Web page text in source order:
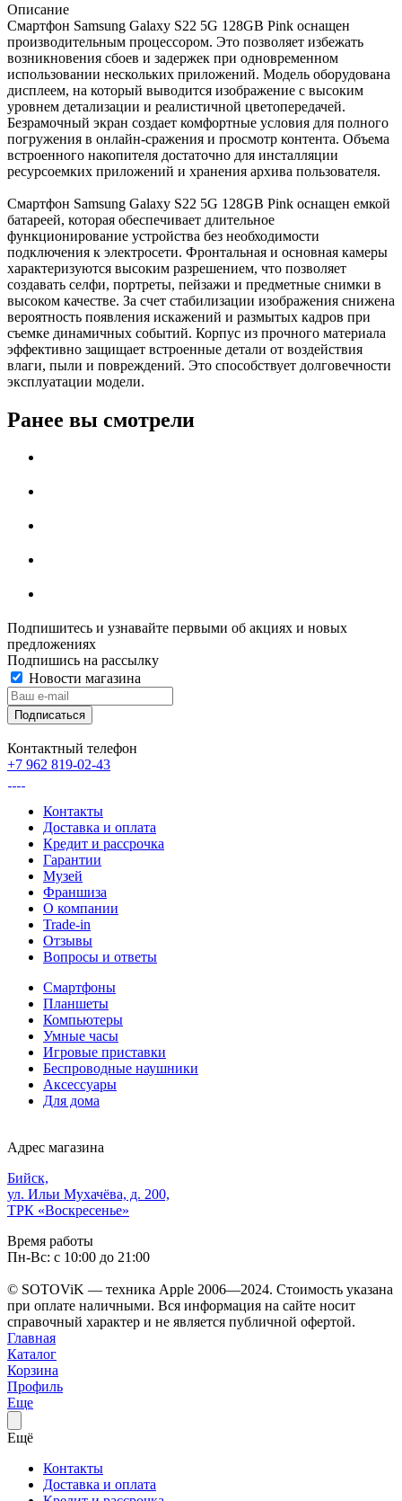
Описание
Смартфон Samsung Galaxy S22 5G 128GB Pink оснащен
производительным процессором. Это позволяет избежать
возникновения сбоев и задержек при одновременном
использовании нескольких приложений. Модель оборудована
дисплеем, на который выводится изображение с высоким
уровнем детализации и реалистичной цветопередачей.
Безрамочный экран создает комфортные условия для полного
погружения в онлайн-сражения и просмотр контента. Объема
встроенного накопителя достаточно для инсталляции
ресурсоемких приложений и хранения архива пользователя.
Смартфон Samsung Galaxy S22 5G 128GB Pink оснащен емкой
батареей, которая обеспечивает длительное
функционирование устройства без необходимости
подключения к электросети. Фронтальная и основная камеры
характеризуются высоким разрешением, что позволяет
создавать селфи, портреты, пейзажи и предметные снимки в
высоком качестве. За счет стабилизации изображения снижена
вероятность появления искажений и размытых кадров при
съемке динамичных событий. Корпус из прочного материала
эффективно защищает встроенные детали от воздействия
влаги, пыли и повреждений. Это способствует долговечности
эксплуатации модели.
Ранее вы смотрели
Подпишитесь и узнавайте первыми об акциях и новых
предложениях
Подпишись на рассылку
Новости магазина
Контактный телефон
+7 962 819-02-43
Контакты
Доставка и оплата
Кредит и рассрочка
Гарантии
Музей
Франшиза
О компании
Trade-in
Отзывы
Вопросы и ответы
Смартфоны
Планшеты
Компьютеры
Умные часы
Игровые приставки
Беспроводные наушники
Аксессуары
Для дома
Адрес магазина
Бийск,
ул. Ильи Мухачёва, д. 200,
ТРК «Воскресенье»
Время работы
Пн-Вс: с 10:00 до 21:00
© SOTOViK — техника Apple 2006—2024. Стоимость указана
при оплате наличными. Вся информация на сайте носит
справочный характер и не является публичной офертой.
Главная
Каталог
Корзина
Профиль
Еще
Ещё
Контакты
Доставка и оплата